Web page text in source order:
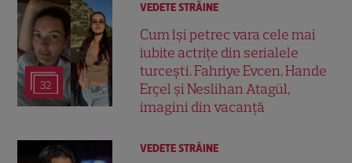
32
VEDETE STRĂINE
Cum își petrec vara cele mai
iubite actrițe din serialele
turcești. Fahriye Evcen, Hande
Erçel și Neslihan Atagül,
imagini din vacanță
VEDETE STRĂINE